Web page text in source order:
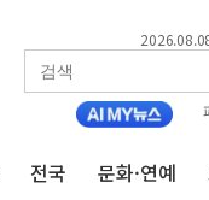
전국 문화·연예